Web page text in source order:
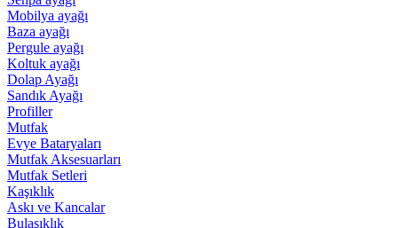
Mobilya ayağı
Baza ayağı
Pergule ayağı
Koltuk ayağı
Dolap Ayağı
Sandık Ayağı
Profiller
Mutfak
Evye Bataryaları
Mutfak Aksesuarları
Mutfak Setleri
Kaşıklık
Askı ve Kancalar
Bulaşıklık